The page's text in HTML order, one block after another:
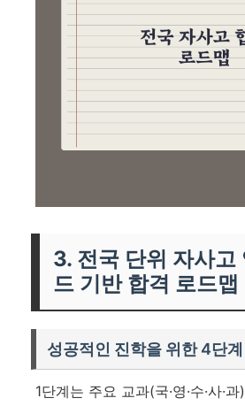
3. 전국 단위 자사고
드 기반 합격 로드맵
성공적인 진학을 위한 4단
1단계는 주요 교과(국·영·수·사·